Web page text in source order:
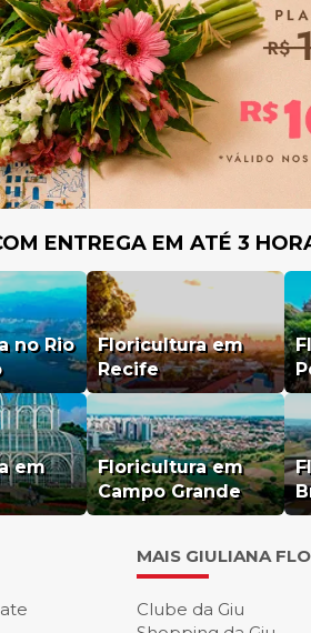
ENTREGA EM ATÉ 3
no Rio
Floricultura em
Recife
em
Floricultura em
Campo Grande
MAIS GIULIANA
Clube da Giu